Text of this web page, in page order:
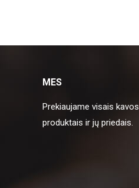
MES
Prekiaujame visais kavos
produktais ir jų priedais.